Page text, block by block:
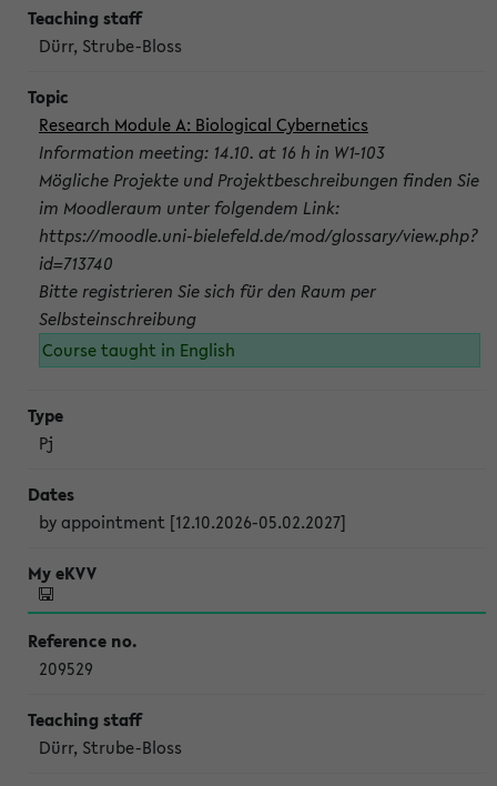
Dürr, Strube-Bloss
Research Module A: Biological Cybernetics
Information meeting: 14.10. at 16 h in W1-103
Mögliche Projekte und Projektbeschreibungen finden Sie
im Moodleraum unter folgendem Link:
https://moodle.uni-bielefeld.de/mod/glossary/view.php?
id=713740
Bitte registrieren Sie sich für den Raum per
Selbsteinschreibung
Course taught in English
Pj
by appointment [12.10.2026-05.02.2027]
209529
Dürr, Strube-Bloss